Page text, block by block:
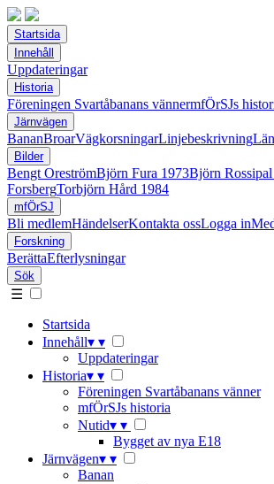
Startsida
Innehåll
Uppdateringar
Historia
Föreningen Svartåbanans vännermfÖrSJs
Järnvägen
BananBroarVägkorsningarLinjebeskrivning
Bilder
Bengt OreströmBjörn Fura 1973Björn
ForsbergTorbjörn Hård 1984
mfÖrSJ
Bli medlemHändelserKontakta ossLogga in
Forskning
BerättaEfterlysningar
Sök
☰
Startsida
Innehåll▾ ▾
Uppdateringar
Historia▾ ▾
Föreningen Svartåbanans vänner
mfÖrSJs historia
Nutid▾ ▾
Bygget av nya E18
Järnvägen▾ ▾
Banan